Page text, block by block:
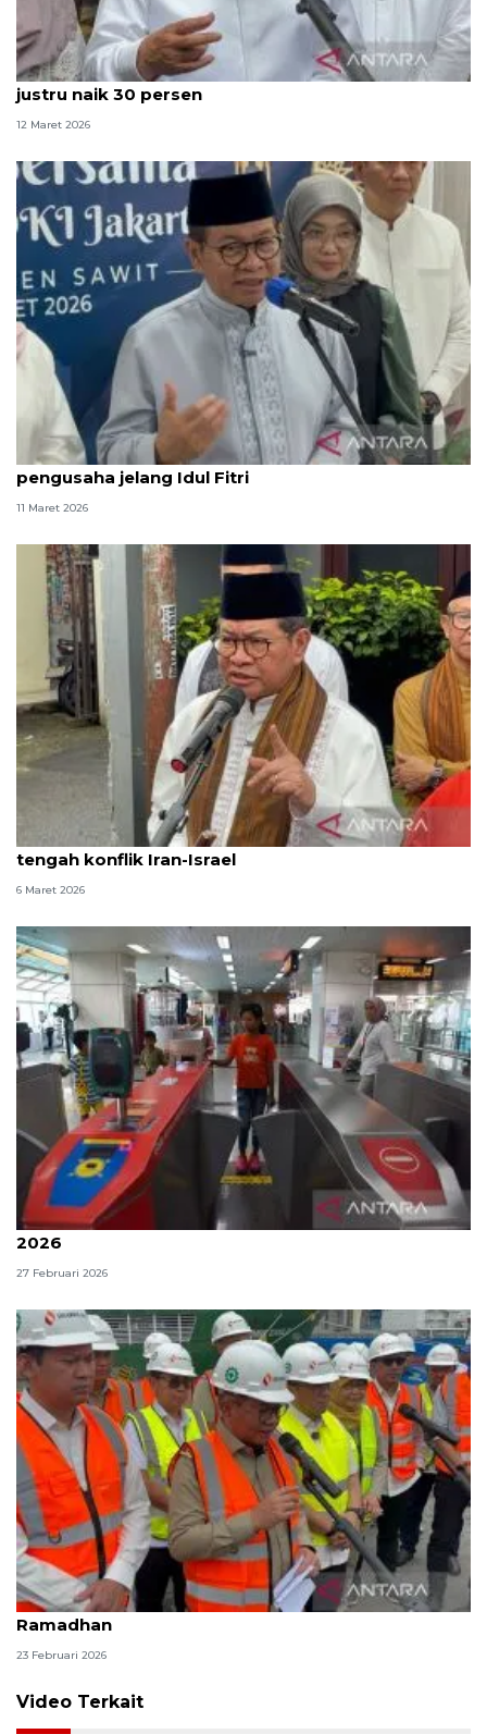
Diisukan sepi, penjualan di Pasar Tanah Abang
justru naik 30 persen
12 Maret 2026
Pramono ingatkan jangan ada paksaan THR ke
pengusaha jelang Idul Fitri
11 Maret 2026
Pramono pastikan stok pangan DKI masih aman di
tengah konflik Iran-Israel
6 Maret 2026
Transportasi umum di DKI gratis saat Lebaran
2026
27 Februari 2026
Pramono akui paling rindu momen silaturahim saat
Ramadhan
23 Februari 2026
Video Terkait